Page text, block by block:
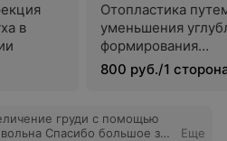
в
Отопластика
уменьшения
формирования
противозавитка
800 руб./1
груди с помощью
Еще